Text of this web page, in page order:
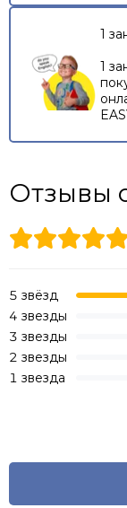
1
1
Отзывы
5 звёзд
4 звезды
3 звезды
2 звезды
1 звезда